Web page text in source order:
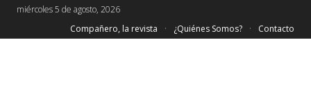
miércoles 5 de agosto, 2026
Compañero, la revista
¿Quiénes Somos? Contacto